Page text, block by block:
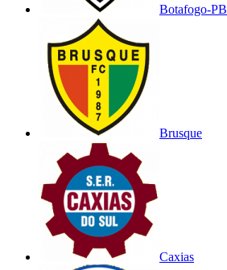
Botafogo-PB
Brusque
Caxias